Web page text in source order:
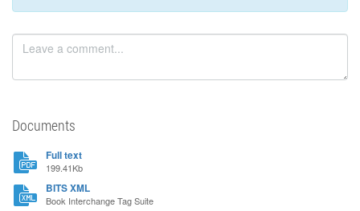
Documents
Full text
199.41Kb
BITS XML
Book Interchange Tag Suite